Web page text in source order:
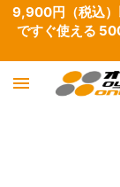
9,900円（税込
ですぐ使える